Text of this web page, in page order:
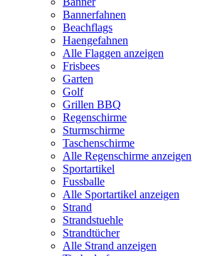
Bannerfahnen
Beachflags
Haengefahnen
Alle Flaggen anzeigen
Frisbees
Garten
Golf
Grillen BBQ
Regenschirme
Sturmschirme
Taschenschirme
Alle Regenschirme anzeigen
Sportartikel
Fussballe
Alle Sportartikel anzeigen
Strand
Strandstuehle
Strandtücher
Alle Strand anzeigen